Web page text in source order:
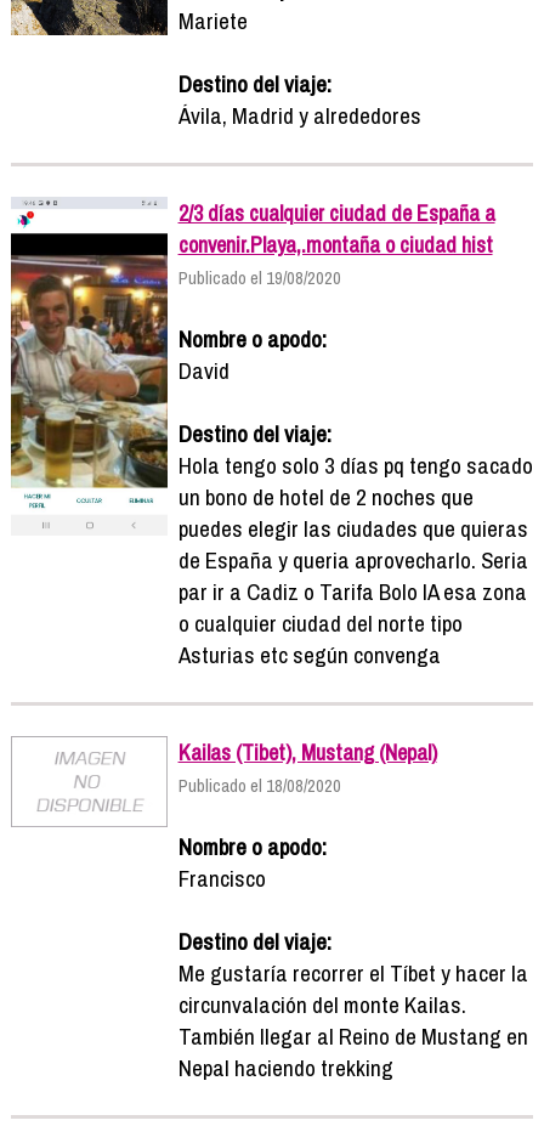
Mariete
Destino del viaje:
Ávila, Madrid y alrededores
2/3 días cualquier ciudad de España a
convenir.Playa,.montaña o ciudad hist
Publicado el 19/08/2020
Nombre o apodo:
David
Destino del viaje:
Hola tengo solo 3 días pq tengo sacado
un bono de hotel de 2 noches que
puedes elegir las ciudades que quieras
de España y queria aprovecharlo. Seria
par ir a Cadiz o Tarifa Bolo IA esa zona
o cualquier ciudad del norte tipo
Asturias etc según convenga
Kailas (Tibet), Mustang (Nepal)
Publicado el 18/08/2020
Nombre o apodo:
Francisco
Destino del viaje:
Me gustaría recorrer el Tíbet y hacer la
circunvalación del monte Kailas.
También llegar al Reino de Mustang en
Nepal haciendo trekking